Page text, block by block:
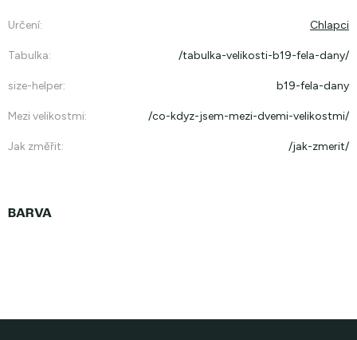
Určení: Chlapci
Tabulka: /tabulka-velikosti-b19-fela-dany/
size-helper: b19-fela-dany
Mezi velikostmi: /co-kdyz-jsem-mezi-dvemi-velikostmi/
Jak změřit: /jak-zmerit/